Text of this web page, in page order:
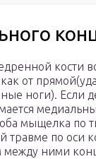
кости
от
ноги). Если
мыщелка по
травме по оси
ними